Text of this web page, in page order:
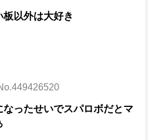
以外は大好き
ったせいでスパロボだとマ